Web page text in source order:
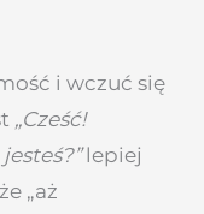
i wczuć się
„Cześć!
lepiej
„aż